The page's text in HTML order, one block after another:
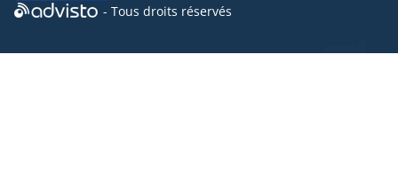
- Tous droits réservés